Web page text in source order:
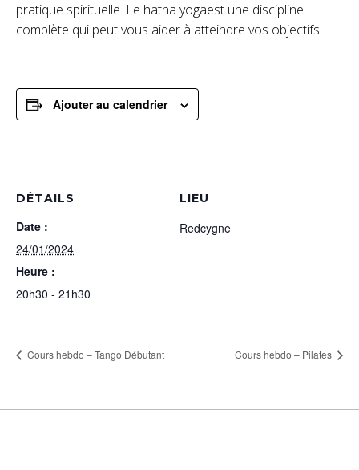
pratique spirituelle. Le hatha yogaest une discipline
complète qui peut vous aider à atteindre vos objectifs.
Ajouter au calendrier
DÉTAILS
Date :
24/01/2024
Heure :
20h30 - 21h30
LIEU
Redcygne
Cours hebdo – Tango Débutant Cours hebdo – Pilates